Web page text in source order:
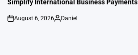
Simplify International Business Payments
on
August 6, 2026
Posted
Daniel